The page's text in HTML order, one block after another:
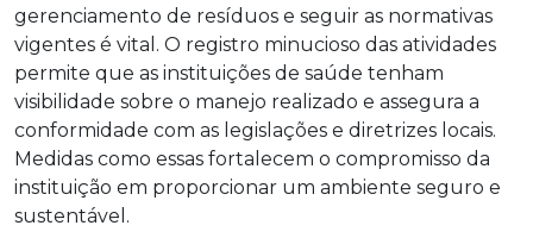
gerenciamento de resíduos e seguir as normativas
vigentes é vital. O registro minucioso das atividades
permite que as instituições de saúde tenham
visibilidade sobre o manejo realizado e assegura a
conformidade com as legislações e diretrizes locais.
Medidas como essas fortalecem o compromisso da
instituição em proporcionar um ambiente seguro e
sustentável.